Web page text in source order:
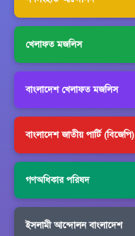
খেলাফত মজলিস
বাংলাদেশ খেলাফত মজলিস
বাংলাদেশ জাতীয় পার্টি (বিজেপি)
গণঅধিকার পরিষদ
ইসলামী আন্দোলন বাংলাদেশ